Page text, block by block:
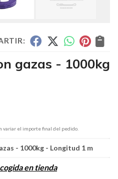
gazas - 1000kg
variar el importe final del pedido.
- 1000kg - Longitud 1 m
en tienda